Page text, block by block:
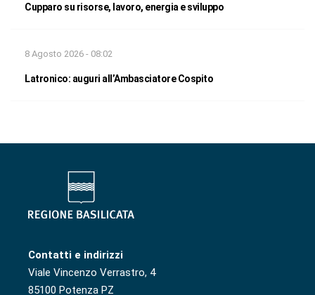
Cupparo su risorse, lavoro, energia e sviluppo
8 Agosto 2026 - 08:02
Latronico: auguri all’Ambasciatore Cospito
Contatti e indirizzi
Viale Vincenzo Verrastro, 4
85100 Potenza PZ